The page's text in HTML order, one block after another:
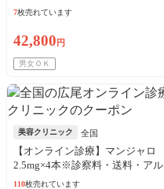
コール綿込
7枚売れています
42,800 円
男女ＯＫ
美容クリニック 全国
【オンライン診療】マンジャロ
2.5mg×4本※診察料・送料・アル
コール綿込
110枚売れています